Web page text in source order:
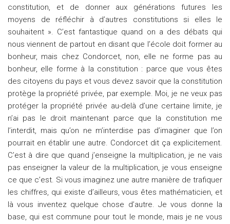
constitution, et de donner aux générations futures les
moyens de réfléchir à d’autres constitutions si elles le
souhaitent ». C’est fantastique quand on a des débats qui
nous viennent de partout en disant que l’école doit former au
bonheur, mais chez Condorcet, non, elle ne forme pas au
bonheur, elle forme à la constitution : parce que vous êtes
des citoyens du pays et vous devez savoir que la constitution
protège la propriété privée, par exemple. Moi, je ne veux pas
protéger la propriété privée au-delà d’une certaine limite, je
n’ai pas le droit maintenant parce que la constitution me
l’interdit, mais qu’on ne m’interdise pas d’imaginer que l’on
pourrait en établir une autre. Condorcet dit ça explicitement.
C’est à dire que quand j’enseigne la multiplication, je ne vais
pas enseigner la valeur de la multiplication, je vous enseigne
ce que c’est. Si vous imaginez une autre manière de trafiquer
les chiffres, qui existe d’ailleurs, vous êtes mathématicien, et
là vous inventez quelque chose d’autre. Je vous donne la
base, qui est commune pour tout le monde, mais je ne vous